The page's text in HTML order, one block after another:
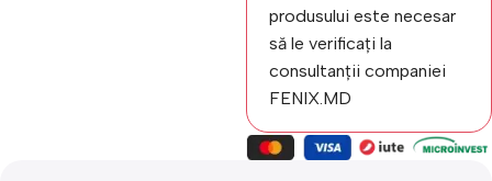
produsului este necesar
să le verificați la
consultanții companiei
FENIX.MD